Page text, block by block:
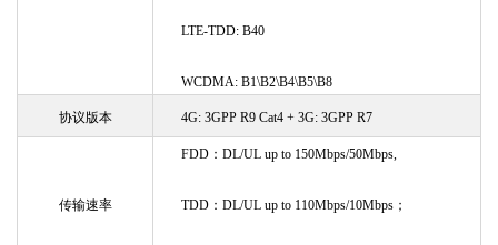
LTE-TDD: B40
WCDMA: B1\B2\B4\B5\B8
协议版本 4G: 3GPP R9 Cat4 + 3G: 3GPP R7
传输速率
FDD：DL/UL up to 150Mbps/50Mbps,
TDD：DL/UL up to 110Mbps/10Mbps ；